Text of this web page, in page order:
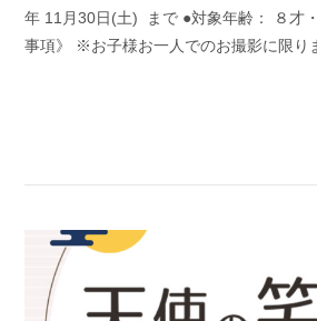
年 11月30日(土) まで ●対象年齢： ８才
事項》 ※お子様お一人でのお撮影に限り